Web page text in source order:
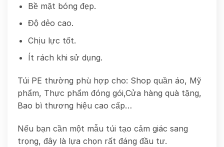
Bề mặt bóng đẹp.
Độ dẻo cao.
Chịu lực tốt.
Ít rách khi sử dụng.
Túi PE thường phù hợp cho: Shop quần áo, Mỹ
phẩm, Thực phẩm đóng gói,Cửa hàng quà tặng,
Bao bì thương hiệu cao cấp…
Nếu bạn cần một mẫu túi tạo cảm giác sang
trọng, đây là lựa chọn rất đáng đầu tư.